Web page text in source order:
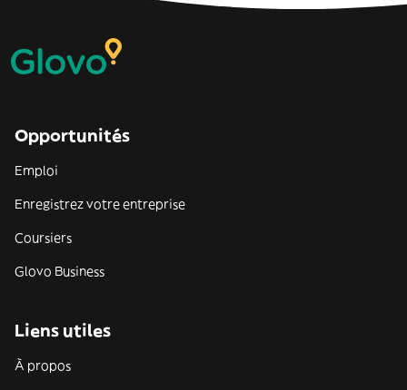
Opportunités
Emploi
Enregistrez votre entreprise
Coursiers
Glovo Business
Liens utiles
À propos